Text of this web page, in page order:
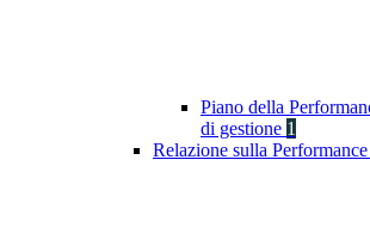
Piano della
di gestione 1
Relazione sulla Performance